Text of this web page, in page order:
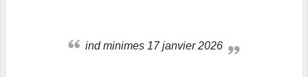
ind minimes 17 janvier 2026